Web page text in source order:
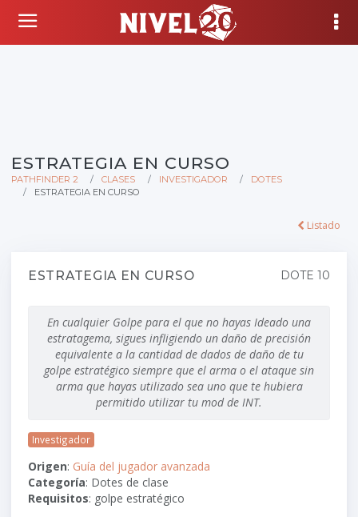
ESTRATEGIA EN CURSO
PATHFINDER 2 CLASES INVESTIGADOR
DOTES
ESTRATEGIA EN CURSO
Listado
ESTRATEGIA EN CURSO DOTE 10
En cualquier Golpe para el que no hayas Ideado una
estratagema, sigues infligiendo un daño de precisión
equivalente a la cantidad de dados de daño de tu
golpe estratégico siempre que el arma o el ataque sin
arma que hayas utilizado sea uno que te hubiera
permitido utilizar tu mod de INT.
Investigador
Origen: Guía del jugador avanzada
Categoría: Dotes de clase
Requisitos: golpe estratégico